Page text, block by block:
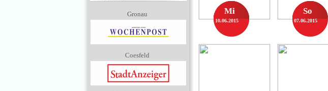
Gronau
Coesfeld
Mi
10.06.2015
So
07.06.2015